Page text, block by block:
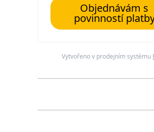
Objednávám s
povinností
Vytvořeno v prodejním systému